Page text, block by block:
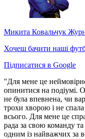
Микита Ковальчук
Хочеш бачити наші
Підписатися в Google
"Для мене це
опинитися на подіумі.
не була впевнена, чи
трохи хворою і не
всього. Для мене це
рада за свою команду
одним із найважчих за